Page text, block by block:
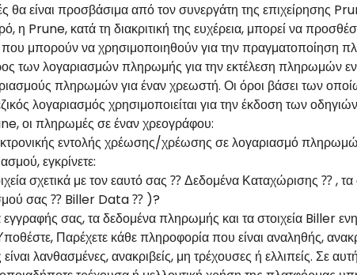
θα είναι προσβάσιμα από τον συνεργάτη της
η Prune, κατά τη διακριτική της ευχέρεια, μπορεί να
μπορούν να χρησιμοποιηθούν για την πραγματοποίηση
των λογαριασμών πληρωμής για την εκτέλεση πληρωμών
πληρωμών για έναν χρεωστή. Οι όροι βάσει των
λογαριασμός χρησιμοποιείται για την έκδοση των
οι πληρωμές σε έναν χρεογράφου:
εντολής χρέωσης/χρέωσης σε λογαριασμό
εγκρίνετε:
σχετικά με τον εαυτό σας ⁇ Δεδομένα Καταχώρισης ⁇ ,
σας ⁇ Biller Data ⁇ )?
εγγραφής σας, τα δεδομένα πληρωμής και τα στοιχεία Biller
Παρέχετε κάθε πληροφορία που είναι αναληθής,
λανθασμένες, ανακριβείς, μη τρέχουσες ή ελλιπείς. Σε